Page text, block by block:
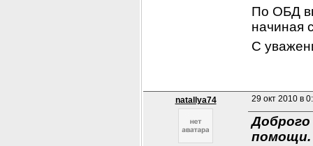
По ОБД
начиная
С
natallya74 29 окт 2010 в